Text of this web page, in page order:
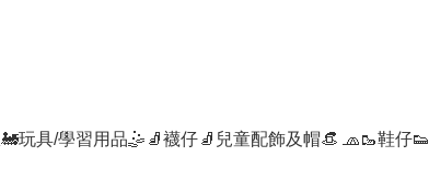
🚂玩具/學習用品🤹 🧦襪仔🧦 兒童配飾及帽👒 🧢🥾鞋仔👟